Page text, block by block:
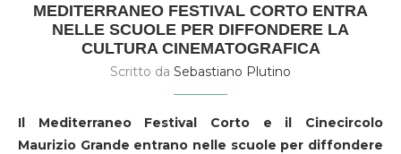
MEDITERRANEO FESTIVAL CORTO ENTRA
NELLE SCUOLE PER DIFFONDERE LA
CULTURA CINEMATOGRAFICA
Scritto da Sebastiano Plutino
Il Mediterraneo Festival Corto e il Cinecircolo
Maurizio Grande entrano nelle scuole per diffondere